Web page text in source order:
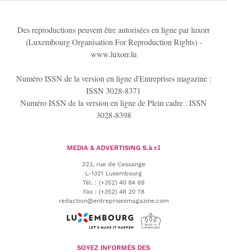
Des reproductions peuvent être autorisées en ligne par luxorr
(Luxembourg Organisation For Reproduction Rights) -
www.luxorr.lu
Numéro ISSN de la version en ligne d'Entreprises magazine :
ISSN 3028-8371
Numéro ISSN de la version en ligne de Plein cadre : ISSN
3028-8398
MEDIA & ADVERTISING S.à r.l
223, rue de Cessange
L-1321 Luxembourg
Tél. : (+352) 40 84 69
Fax : (+352) 48 20 78
redaction@entreprisesmagazine.com
SOYEZ INFORMÉS DES